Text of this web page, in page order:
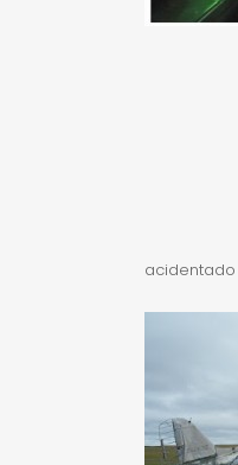
acidentado